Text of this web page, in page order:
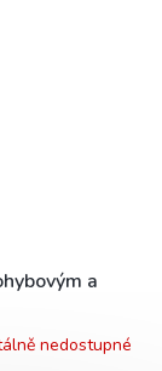
a
nedostupné